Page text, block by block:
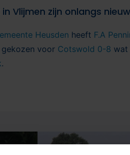
Vlijmen zijn onlangs
Heusden heeft F.A
voor Cotswold 0-8 wat
.